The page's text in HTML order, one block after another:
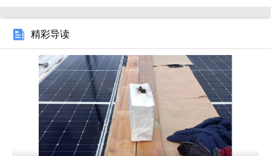
电站投资企业20强”位列第二。3.中节能太阳能科技股份有限
公司中节能太阳能科技股份有限公司是**节能**集团公司的控
股子公司，成立于2009年9月。目前，公司运营和在建的电站
装机总规模超过，累计掌握太阳能资源量已超过16吉瓦。公司
已进入全产业链，打造出具有****技术水平的太阳能组件和电
池产业基地及逆变器研发生产基地。南京工商业光伏电站厂家
自动清洁机器人，为光伏板拂去尘埃与积雪。
精彩导读